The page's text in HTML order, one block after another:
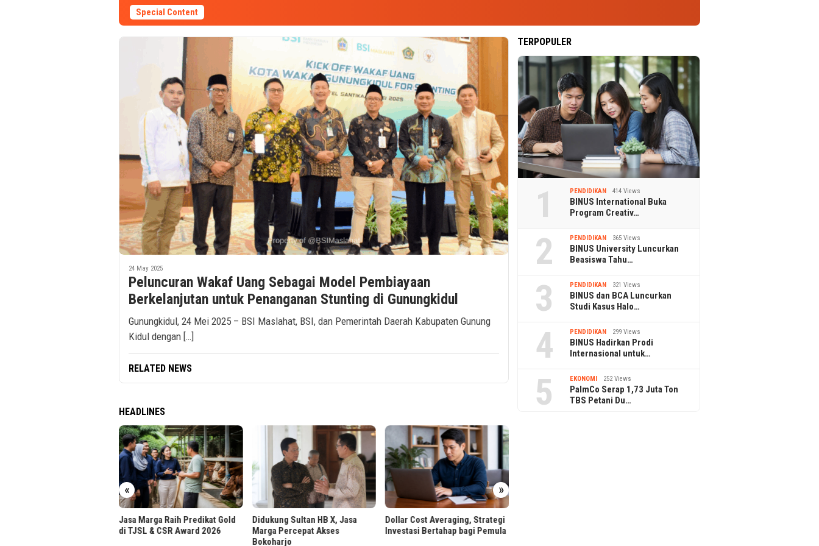
Special Content
24 May 2025
Peluncuran Wakaf Uang Sebagai Model Pembiayaan
Berkelanjutan untuk Penanganan Stunting di Gunungkidul
Gunungkidul, 24 Mei 2025 – BSI Maslahat, BSI, dan Pemerintah Daerah Kabupaten Gunung
Kidul dengan […]
RELATED NEWS
HEADLINES
« »
Jasa Marga Raih Predikat Gold
di TJSL & CSR Award 2026
Didukung Sultan HB X, Jasa
Marga Percepat Akses
Bokoharjo
Dollar Cost Averaging, Strategi
Investasi Bertahap bagi Pemula
TERPOPULER
1 PENDIDIKAN 414 Views
BINUS International Buka
Program Creativ…
2 PENDIDIKAN 365 Views
BINUS University Luncurkan
Beasiswa Tahu…
3 PENDIDIKAN 321 Views
BINUS dan BCA Luncurkan
Studi Kasus Halo…
4 PENDIDIKAN 299 Views
BINUS Hadirkan Prodi
Internasional untuk…
5 EKONOMI 252 Views
PalmCo Serap 1,73 Juta Ton
TBS Petani Du…